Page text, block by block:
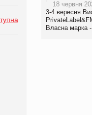
18 червня
3-4 вересня
Власна марка